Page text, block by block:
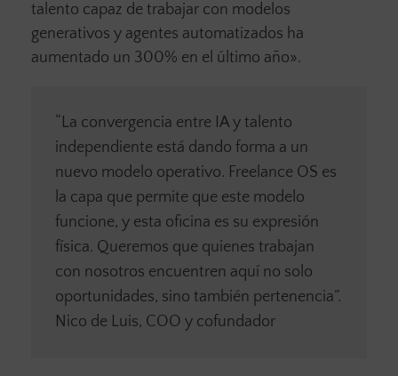
talento capaz de trabajar con modelos
generativos y agentes automatizados ha
aumentado un 300% en el último año».
“La convergencia entre IA y talento
independiente está dando forma a un
nuevo modelo operativo. Freelance OS es
la capa que permite que este modelo
funcione, y esta oficina es su expresión
física. Queremos que quienes trabajan
con nosotros encuentren aquí no solo
oportunidades, sino también pertenencia”.
Nico de Luis, COO y cofundador